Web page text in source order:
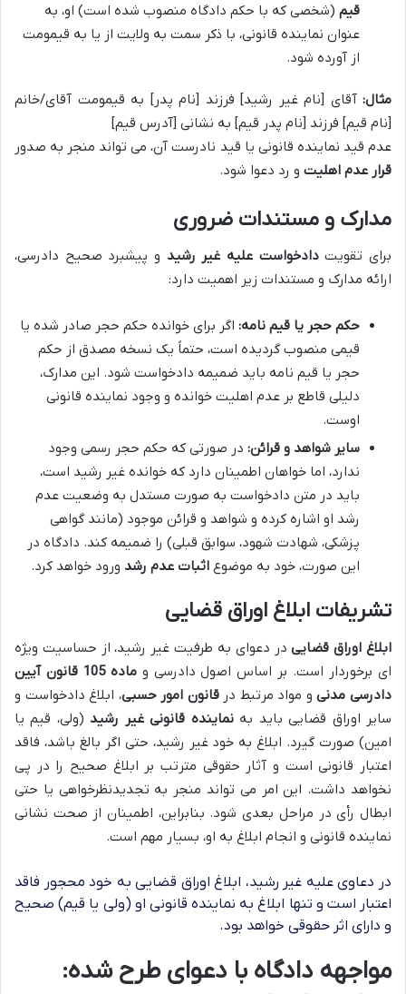
قیم (شخصی که با حکم دادگاه منصوب شده است) او، به
عنوان نماینده قانونی، با ذکر سمت به ولایت از یا به قیمومت
از آورده شود.
مثال: آقای [نام غیر رشید] فرزند [نام پدر] به قیمومت آقای/خانم
[نام قیم] فرزند [نام پدر قیم] به نشانی [آدرس قیم]
عدم قید نماینده قانونی یا قید نادرست آن، می تواند منجر به صدور
قرار عدم اهلیت و رد دعوا شود.
مدارک و مستندات ضروری
برای تقویتدادخواست علیه غیر رشید و پیشبرد صحیح دادرسی،
ارائه مدارک و مستندات زیر اهمیت دارد:
حکم حجر یا قیم نامه: اگر برای خوانده حکم حجر صادر شده یا
قیمی منصوب گردیده است، حتماً یک نسخه مصدق از حکم
حجر یا قیم نامه باید ضمیمه دادخواست شود. این مدارک،
دلیلی قاطع بر عدم اهلیت خوانده و وجود نماینده قانونی
اوست.
سایر شواهد و قرائن: در صورتی که حکم حجر رسمی وجود
ندارد، اما خواهان اطمینان دارد که خوانده غیر رشید است،
باید در متن دادخواست به صورت مستدل به وضعیت عدم
رشد او اشاره کرده و شواهد و قرائن موجود (مانند گواهی
پزشکی، شهادت شهود، سوابق قبلی) را ضمیمه کند. دادگاه در
این صورت، خود به موضوع اثبات عدم رشد ورود خواهد کرد.
تشریفات ابلاغ اوراق قضایی
ابلاغ اوراق قضاییدر دعوای به طرفیت غیر رشید، از حساسیت ویژه
ای برخوردار است. بر اساس اصول دادرسی و
ماده 105 قانون آیین
دادرسی مدنیو مواد مرتبط درقانون امور حسبی، ابلاغ دادخواست و
سایر اوراق قضایی باید بهنماینده قانونی غیر رشید(ولی، قیم یا
امین) صورت گیرد. ابلاغ به خود غیر رشید، حتی اگر بالغ باشد، فاقد
اعتبار قانونی است و آثار حقوقی مترتب بر ابلاغ صحیح را در پی
نخواهد داشت. این امر می تواند منجر به تجدیدنظرخواهی یا حتی
ابطال رأی در مراحل بعدی شود. بنابراین، اطمینان از صحت نشانی
نماینده قانونی و انجام ابلاغ به او، بسیار مهم است.
در دعاوی علیه غیر رشید، ابلاغ اوراق قضایی به خود محجور فاقد
اعتبار است و تنها ابلاغ به نماینده قانونی او (ولی یا قیم) صحیح
و دارای اثر حقوقی خواهد بود.
مواجهه دادگاه با دعوای طرح شده: